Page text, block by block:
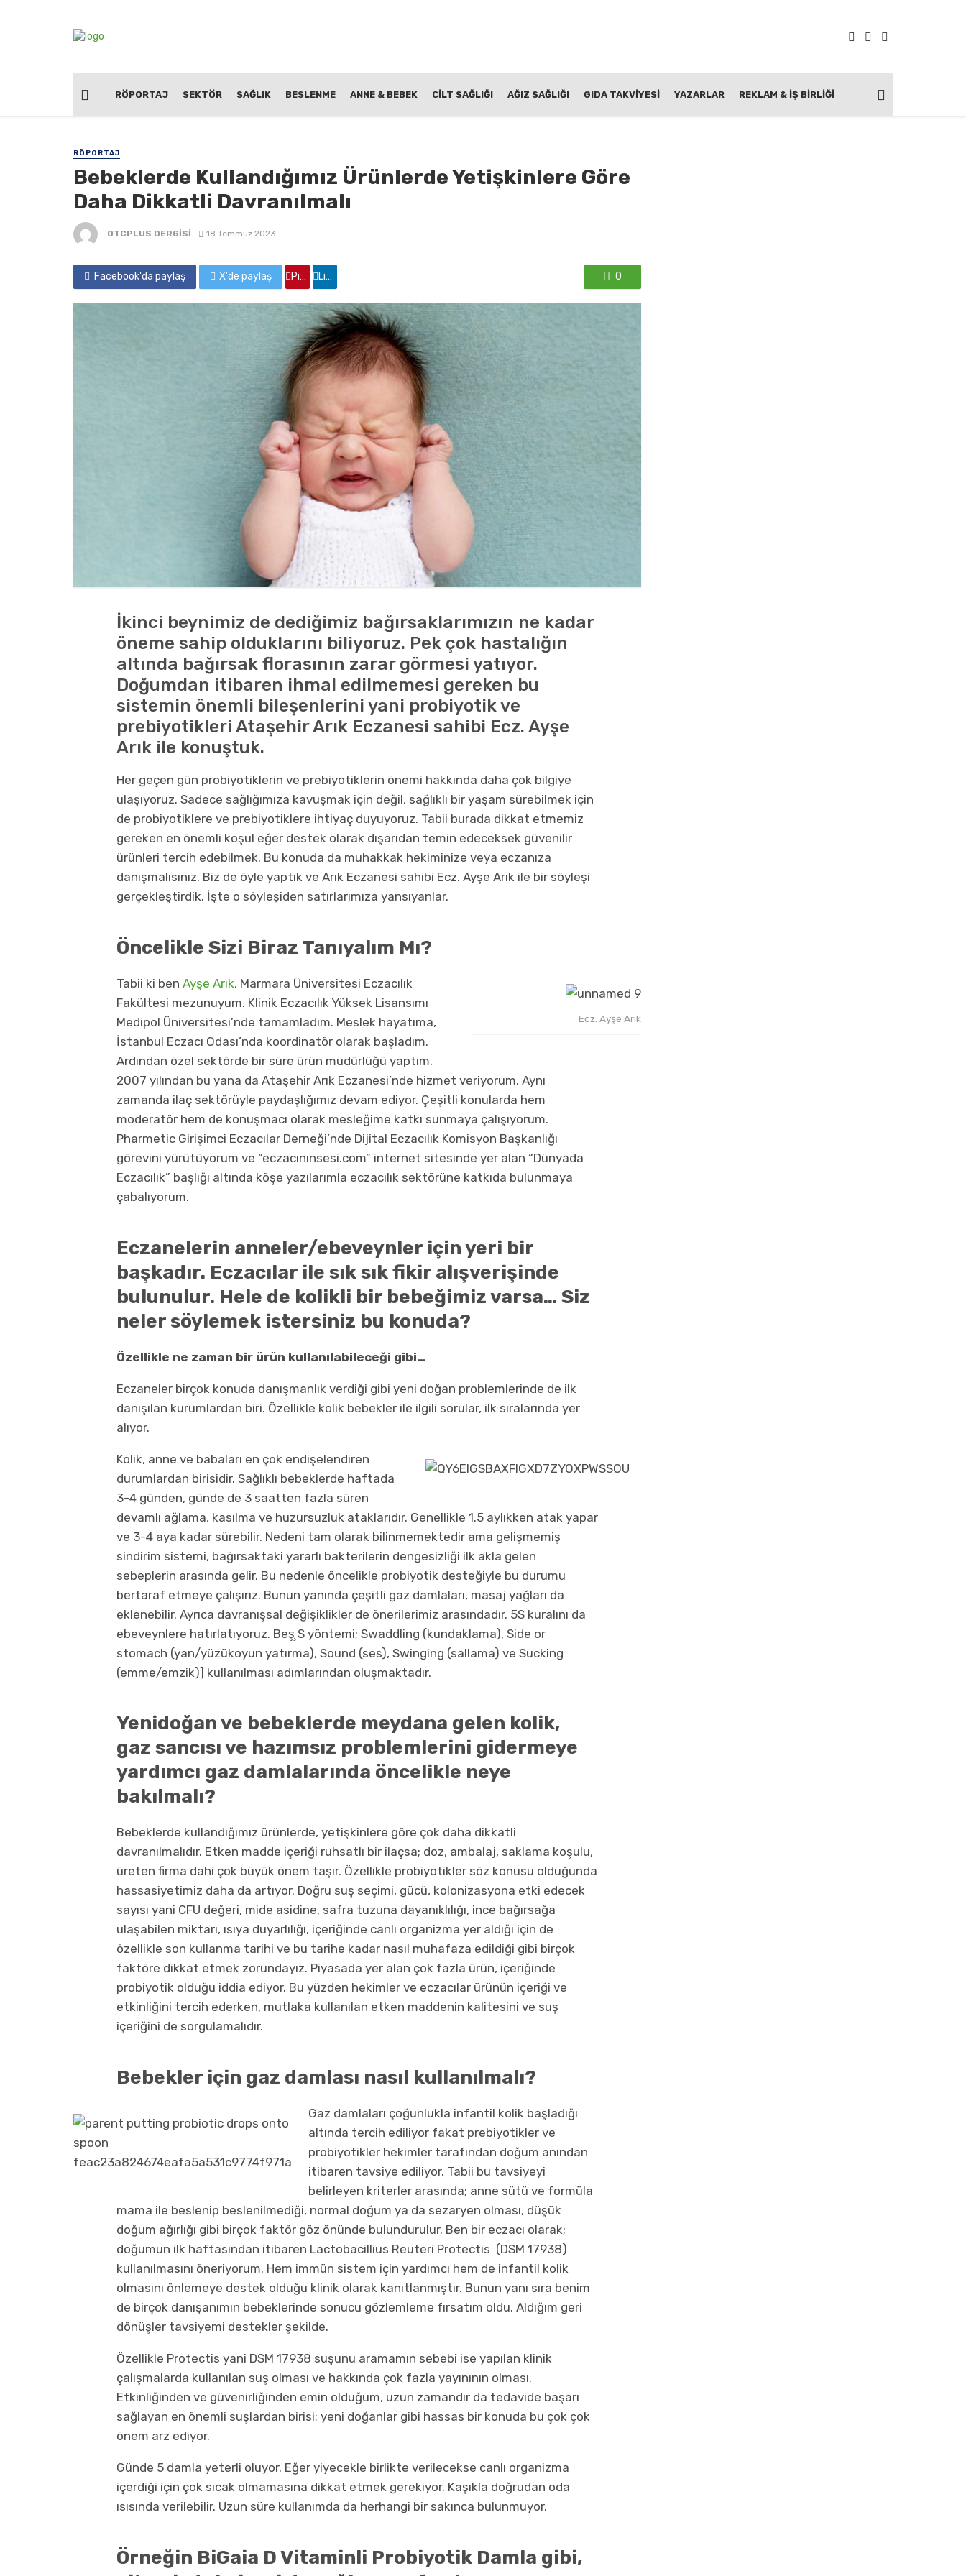
RÖPORTAJ SEKTÖR SAĞLIK BESLENME ANNE & BEBEK CİLT SAĞLIĞI AĞIZ SAĞLIĞI GIDA TAKVİYESİ YAZARLAR REKLAM & İŞ BIRLIĞI
RÖPORTAJ
Bebeklerde Kullandığımız Ürünlerde Yetişkinlere Göre
Daha Dikkatli Davranılmalı
OTCPLUS DERGİSİ 18 Temmuz 2023
Facebook'da paylaş X'de paylaş Pinterest'de paylaş Linkedin'de paylaş 0
İkinci beynimiz de dediğimiz bağırsaklarımızın ne kadar
öneme sahip olduklarını biliyoruz. Pek çok hastalığın
altında bağırsak florasının zarar görmesi yatıyor.
Doğumdan itibaren ihmal edilmemesi gereken bu
sistemin önemli bileşenlerini yani probiyotik ve
prebiyotikleri Ataşehir Arık Eczanesi sahibi Ecz. Ayşe
Arık ile konuştuk.
Her geçen gün probiyotiklerin ve prebiyotiklerin önemi hakkında daha çok bilgiye
ulaşıyoruz. Sadece sağlığımıza kavuşmak için değil, sağlıklı bir yaşam sürebilmek için
de probiyotiklere ve prebiyotiklere ihtiyaç duyuyoruz. Tabii burada dikkat etmemiz
gereken en önemli koşul eğer destek olarak dışarıdan temin edeceksek güvenilir
ürünleri tercih edebilmek. Bu konuda da muhakkak hekiminize veya eczanıza
danışmalısınız. Biz de öyle yaptık ve Arık Eczanesi sahibi Ecz. Ayşe Arık ile bir söyleşi
gerçekleştirdik. İşte o söyleşiden satırlarımıza yansıyanlar.
Öncelikle Sizi Biraz Tanıyalım Mı?
Ecz. Ayşe Arık
Tabii ki ben Ayşe Arık, Marmara Üniversitesi Eczacılık
Fakültesi mezunuyum. Klinik Eczacılık Yüksek Lisansımı
Medipol Üniversitesi’nde tamamladım. Meslek hayatıma,
İstanbul Eczacı Odası’nda koordinatör olarak başladım.
Ardından özel sektörde bir süre ürün müdürlüğü yaptım.
2007 yılından bu yana da Ataşehir Arık Eczanesi’nde hizmet veriyorum. Aynı
zamanda ilaç sektörüyle paydaşlığımız devam ediyor. Çeşitli konularda hem
moderatör hem de konuşmacı olarak mesleğime katkı sunmaya çalışıyorum.
Pharmetic Girişimci Eczacılar Derneği’nde Dijital Eczacılık Komisyon Başkanlığı
görevini yürütüyorum ve “eczacınınsesi.com” internet sitesinde yer alan “Dünyada
Eczacılık” başlığı altında köşe yazılarımla eczacılık sektörüne katkıda bulunmaya
çabalıyorum.
Eczanelerin anneler/ebeveynler için yeri bir
başkadır. Eczacılar ile sık sık fikir alışverişinde
bulunulur. Hele de kolikli bir bebeğimiz varsa… Siz
neler söylemek istersiniz bu konuda?
Özellikle ne zaman bir ürün kullanılabileceği gibi…
Eczaneler birçok konuda danışmanlık verdiği gibi yeni doğan problemlerinde de ilk
danışılan kurumlardan biri. Özellikle kolik bebekler ile ilgili sorular, ilk sıralarında yer
alıyor.
Kolik, anne ve babaları en çok endişelendiren
durumlardan birisidir. Sağlıklı bebeklerde haftada
3-4 günden, günde de 3 saatten fazla süren
devamlı ağlama, kasılma ve huzursuzluk ataklarıdır. Genellikle 1.5 aylıkken atak yapar
ve 3-4 aya kadar sürebilir. Nedeni tam olarak bilinmemektedir ama gelişmemiş
sindirim sistemi, bağırsaktaki yararlı bakterilerin dengesizliği ilk akla gelen
sebeplerin arasında gelir. Bu nedenle öncelikle probiyotik desteğiyle bu durumu
bertaraf etmeye çalışırız. Bunun yanında çeşitli gaz damlaları, masaj yağları da
eklenebilir. Ayrıca davranışsal değişiklikler de önerilerimiz arasındadır. 5S kuralını da
ebeveynlere hatırlatıyoruz. Beş̧ S yöntemi; Swaddling (kundaklama), Side or
stomach (yan/yüzükoyun yatırma), Sound (ses), Swinging (sallama) ve Sucking
(emme/emzik)] kullanılması adımlarından oluşmaktadır.
Yenidoğan ve bebeklerde meydana gelen kolik,
gaz sancısı ve hazımsız problemlerini gidermeye
yardımcı gaz damlalarında öncelikle neye
bakılmalı?
Bebeklerde kullandığımız ürünlerde, yetişkinlere göre çok daha dikkatli
davranılmalıdır. Etken madde içeriği ruhsatlı bir ilaçsa; doz, ambalaj, saklama koşulu,
üreten firma dahi çok büyük önem taşır. Özellikle probiyotikler söz konusu olduğunda
hassasiyetimiz daha da artıyor. Doğru suş seçimi, gücü, kolonizasyona etki edecek
sayısı yani CFU değeri, mide asidine, safra tuzuna dayanıklılığı, ince bağırsağa
ulaşabilen miktarı, ısıya duyarlılığı, içeriğinde canlı organizma yer aldığı için de
özellikle son kullanma tarihi ve bu tarihe kadar nasıl muhafaza edildiği gibi birçok
faktöre dikkat etmek zorundayız. Piyasada yer alan çok fazla ürün, içeriğinde
probiyotik olduğu iddia ediyor. Bu yüzden hekimler ve eczacılar ürünün içeriği ve
etkinliğini tercih ederken, mutlaka kullanılan etken maddenin kalitesini ve suş
içeriğini de sorgulamalıdır.
Bebekler için gaz damlası nasıl kullanılmalı?
Gaz damlaları çoğunlukla infantil kolik başladığı
altında tercih ediliyor fakat prebiyotikler ve
probiyotikler hekimler tarafından doğum anından
itibaren tavsiye ediliyor. Tabii bu tavsiyeyi
belirleyen kriterler arasında; anne sütü ve formüla
mama ile beslenip beslenilmediği, normal doğum ya da sezaryen olması, düşük
doğum ağırlığı gibi birçok faktör göz önünde bulundurulur. Ben bir eczacı olarak;
doğumun ilk haftasından itibaren Lactobacillius Reuteri Protectis (DSM 17938)
kullanılmasını öneriyorum. Hem immün sistem için yardımcı hem de infantil kolik
olmasını önlemeye destek olduğu klinik olarak kanıtlanmıştır. Bunun yanı sıra benim
de birçok danışanımın bebeklerinde sonucu gözlemleme fırsatım oldu. Aldığım geri
dönüşler tavsiyemi destekler şekilde.
Özellikle Protectis yani DSM 17938 suşunu aramamın sebebi ise yapılan klinik
çalışmalarda kullanılan suş olması ve hakkında çok fazla yayınının olması.
Etkinliğinden ve güvenirliğinden emin olduğum, uzun zamandır da tedavide başarı
sağlayan en önemli suşlardan birisi; yeni doğanlar gibi hassas bir konuda bu çok çok
önem arz ediyor.
Günde 5 damla yeterli oluyor. Eğer yiyecekle birlikte verilecekse canlı organizma
içerdiği için çok sıcak olmamasına dikkat etmek gerekiyor. Kaşıkla doğrudan oda
ısısında verilebilir. Uzun süre kullanımda da herhangi bir sakınca bulunmuyor.
Örneğin BiGaia D Vitaminli Probiyotik Damla gibi,